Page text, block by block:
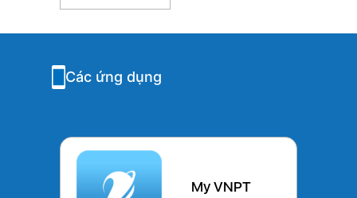
Các ứng dụng
My VNPT